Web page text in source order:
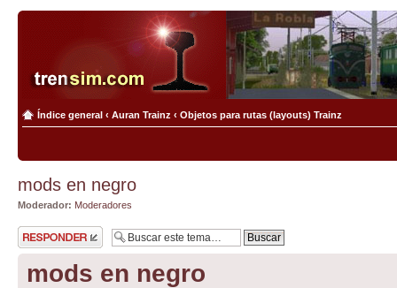
Índice general ‹ Auran Trainz ‹ Objetos para rutas (layouts) Trainz
mods en negro
Moderador: Moderadores
Publicar una
respuesta
mods en negro